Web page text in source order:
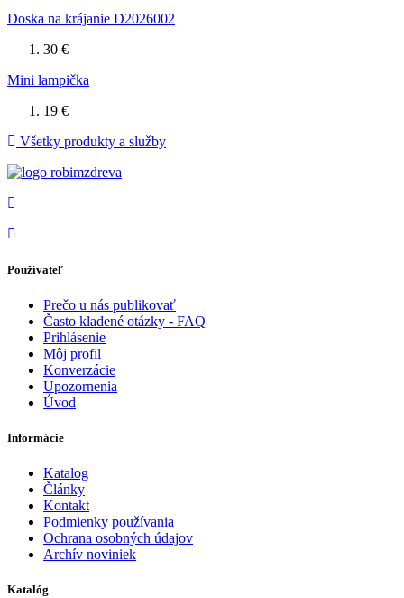
Doska na krájanie D2026002
30 €
Mini lampička
19 €
Všetky produkty a služby
Používateľ
Prečo u nás publikovať
Často kladené otázky - FAQ
Prihlásenie
Môj profil
Konverzácie
Upozornenia
Úvod
Informácie
Katalog
Články
Kontakt
Podmienky používania
Ochrana osobných údajov
Archív noviniek
Katalóg